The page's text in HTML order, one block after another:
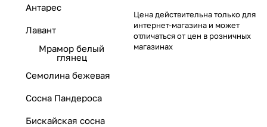
Антарес
Лавант
Мрамор белый
глянец
Семолина бежевая
Сосна Пандероса
Бискайская сосна
Цена действительна только для
интернет-магазина и может
отличаться от цен в розничных
магазинах